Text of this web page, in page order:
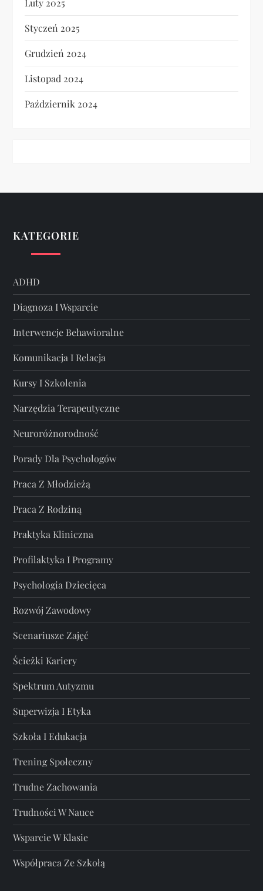
Luty 2025
Styczeń 2025
Grudzień 2024
Listopad 2024
Październik 2024
KATEGORIE
ADHD
Diagnoza I Wsparcie
Interwencje Behawioralne
Komunikacja I Relacja
Kursy I Szkolenia
Narzędzia Terapeutyczne
Neuroróżnorodność
Porady Dla Psychologów
Praca Z Młodzieżą
Praca Z Rodziną
Praktyka Kliniczna
Profilaktyka I Programy
Psychologia Dziecięca
Rozwój Zawodowy
Scenariusze Zajęć
Ścieżki Kariery
Spektrum Autyzmu
Superwizja I Etyka
Szkoła I Edukacja
Trening Społeczny
Trudne Zachowania
Trudności W Nauce
Wsparcie W Klasie
Współpraca Ze Szkołą